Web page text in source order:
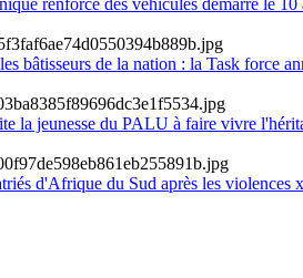
bâtisseurs de la nation : la Task force
la jeunesse du PALU à faire vivre
d'Afrique du Sud après les violences